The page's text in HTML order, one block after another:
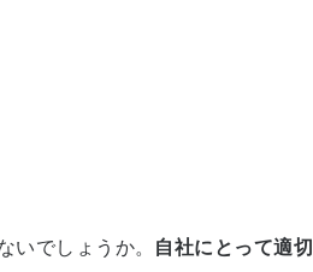
いでしょうか。 自社にとって適